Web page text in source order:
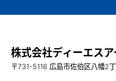
株式会社ディーエス
〒731-5116 広島市佐伯区八幡2